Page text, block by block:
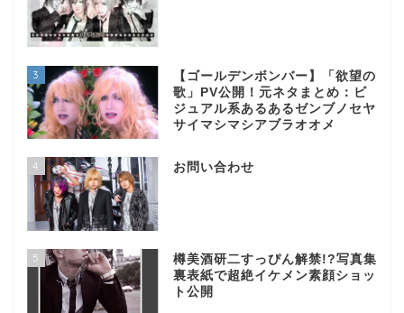
3
【ゴールデンボンバー】「欲望の
歌」PV公開！元ネタまとめ：ビ
ジュアル系あるあるゼンブノセヤ
サイマシマシアブラオオメ
4 お問い合わせ
5
樽美酒研二すっぴん解禁!?写真集
裏表紙で超絶イケメン素顔ショッ
ト公開